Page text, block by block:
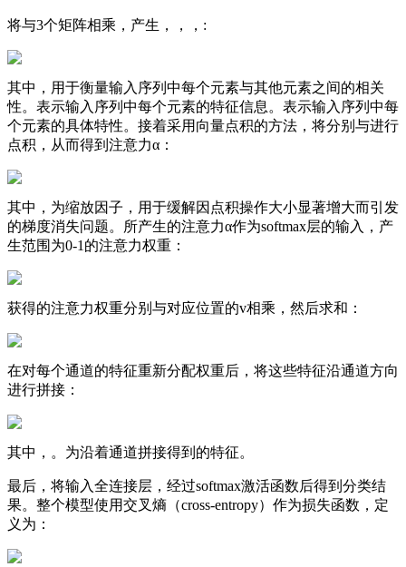
将与3个矩阵相乘，产生，，，:
其中，用于衡量输入序列中每个元素与其他元素之间的相关
性。表示输入序列中每个元素的特征信息。表示输入序列中每
个元素的具体特性。接着采用向量点积的方法，将分别与进行
点积，从而得到注意力α：
其中，为缩放因子，用于缓解因点积操作大小显著增大而引发
的梯度消失问题。所产生的注意力α作为softmax层的输入，产
生范围为0-1的注意力权重：
获得的注意力权重分别与对应位置的v相乘，然后求和：
在对每个通道的特征重新分配权重后，将这些特征沿通道方向
进行拼接：
其中，。为沿着通道拼接得到的特征。
最后，将输入全连接层，经过softmax激活函数后得到分类结
果。整个模型使用交叉熵（cross-entropy）作为损失函数，定
义为：